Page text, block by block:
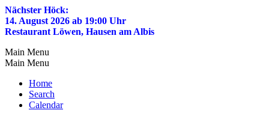
Nächster Höck:
14. August 2026 ab 19:00 Uhr
Restaurant Löwen, Hausen am Albis
Main Menu
Main Menu
Home
Search
Calendar